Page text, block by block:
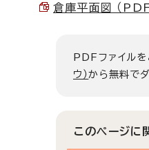
倉庫平面図 （
PDFファイル
ウ）から無料で
このページに